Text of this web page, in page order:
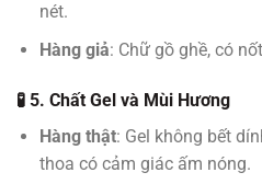
nét.
Hàng giả: Chữ gồ ghề, có
🧪 5. Chất Gel và Mùi Hương
Hàng thật: Gel không bết
thoa có cảm giác ấm nóng.